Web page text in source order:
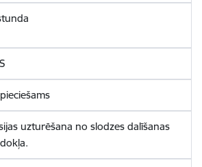
uzturēšana no slodzes dalīšanas